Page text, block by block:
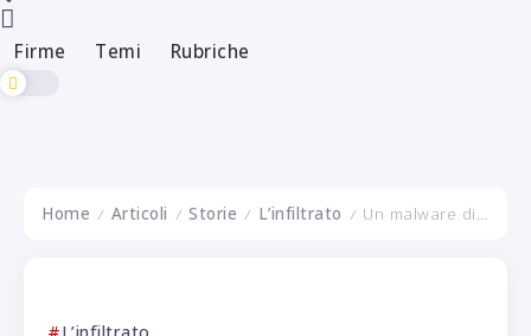
Firme Temi Rubriche
Home / Articoli / Storie / L’infiltrato / Un malware distruggerà l’umanità?